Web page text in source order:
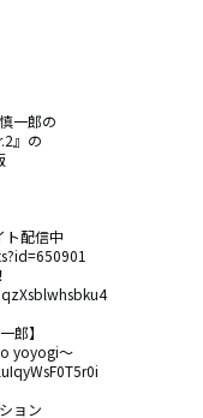
一郎の
』の
ト配信中
郎】
yoyogi～
ョン